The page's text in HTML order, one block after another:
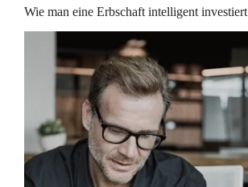
Wie man eine Erbschaft intelligent investiert